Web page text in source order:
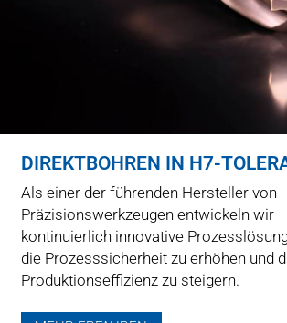
DIREKTBOHREN IN H7-
Als einer der führenden Hersteller von
Präzisionswerkzeugen entwickeln wir
kontinuierlich innovative
die Prozesssicherheit zu erhöhen und
Produktionseffizienz zu steigern.